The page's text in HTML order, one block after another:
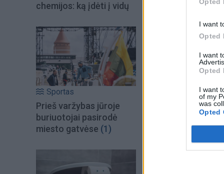
I want
Opted
I want
Opted
I want
of my
was
Opted
chemijos: ką įdėti į vidų
Sportas
Prieš varžybas jūroje
buriuotojai pasirodė
miesto gatvėse (1)
Kučinskienė
Šiuo metu